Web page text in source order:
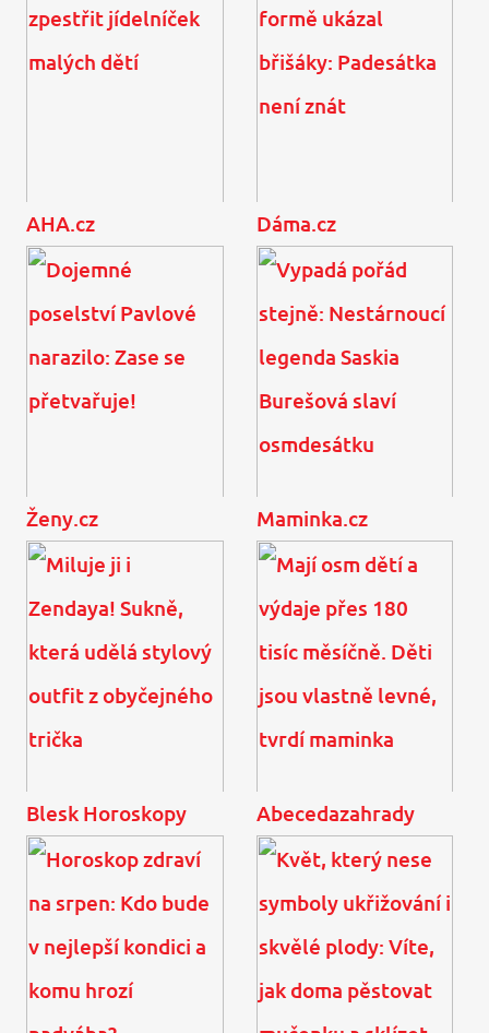
jsme bez vlastního auta i
drahé půjčovny! ...
4 tipy, jak v létě zpestřit
jídelníček malých dětí
Mareš v dokonalé formě
ukázal břišáky: Padesátka
není znát
AHA.cz
Dojemné poselství
Pavlové narazilo: Zase se
přetvařuje!
Dáma.cz
Vypadá pořád stejně:
Nestárnoucí legenda
Saskia Burešová slaví
osmdesátku
Ženy.cz
Miluje ji i Zendaya!
Sukně, která udělá
stylový outfit z
obyčejného trička
Maminka.cz
Mají osm dětí a výdaje
přes 180 tisíc měsíčně.
Děti jsou vlastně levné,
tvrdí maminka
Blesk Horoskopy Abecedazahrady